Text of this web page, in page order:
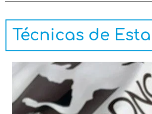
Técnicas de